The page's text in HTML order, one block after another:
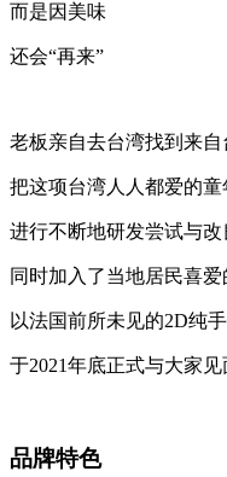
而是因美味
还会“再来”
老板亲自去台湾找到来
把这项台湾人人都爱的
进行不断地研发尝试与改
同时加入了当地居民喜
以法国前所未见的2D纯
于2021年底正式与大家见
品牌特色